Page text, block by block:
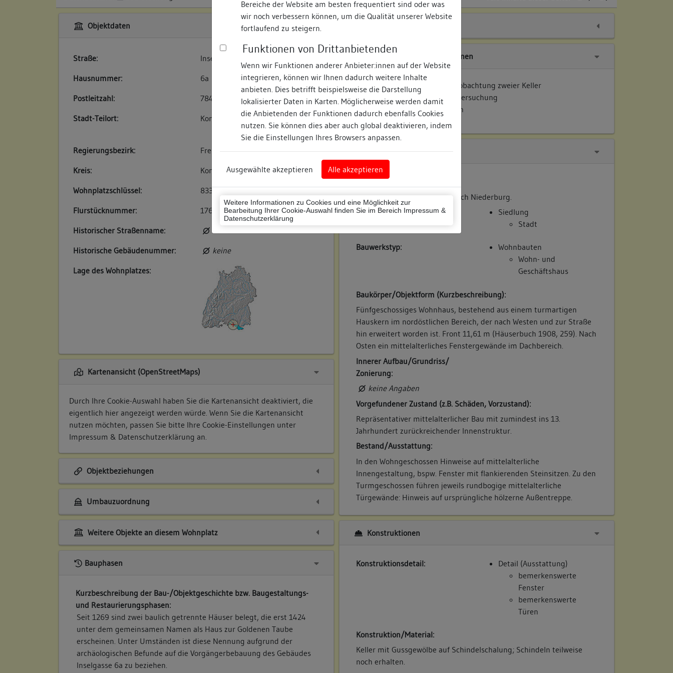
Bereiche der Website am besten frequentiert sind oder was
wir noch verbessern können, um die Qualität unserer Website
fortlaufend zu steigern.
Funktionen von Drittanbietenden
Wenn wir Funktionen anderer Anbieter:innen auf der Website
integrieren, können wir Ihnen dadurch weitere Inhalte
anbieten. Dies betrifft beispielsweise die Darstellung
lokalisierter Daten in Karten. Möglicherweise werden damit
die Anbietenden der Funktionen dadurch ebenfalls Cookies
nutzen. Sie können dies aber auch global deaktivieren, indem
Sie die Einstellungen Ihres Browsers anpassen.
Ausgewählte akzeptieren Alle akzeptieren
Weitere Informationen zu Cookies und eine Möglichkeit zur
Bearbeitung Ihrer Cookie-Auswahl finden Sie im Bereich Impressum &
Datenschutzerklärung
Objektdaten
Straße:
Inselgasse
Hausnummer:
6a
Postleitzahl:
78462
Stadt-Teilort:
Konstanz
Regierungsbezirk:
Freiburg
Kreis:
Konstanz (Landkreis)
Wohnplatzschlüssel:
8335043012
Flurstücknummer:
176
Historischer Straßenname:
keiner
Historische Gebäudenummer:
keine
Lage des Wohnplatzes:
Kartenansicht (OpenStreetMaps)
Durch Ihre Cookie-Auswahl haben Sie die Kartenansicht deaktiviert, die
eigentlich hier angezeigt werden würde. Wenn Sie die Kartenansicht
nutzen möchten, passen Sie bitte Ihre Cookie-Einstellungen unter
Impressum & Datenschutzerklärung an.
Objektbeziehungen
Umbauzuordnung
Weitere Objekte an diesem Wohnplatz
Bauphasen
Kurzbeschreibung der Bau-/Objektgeschichte bzw. Baugestaltungs-
und Restaurierungsphasen:
Seit 1269 sind zwei baulich getrennte Häuser belegt, die erst 1424
unter dem gemeinsamen Namen als Haus zur Goldenen Taube
erscheinen. Unter Umständen ist diese Nennung aufgrund der
archäologischen Befunde auf die Vorgängerbebauung des Gebäudes
Inselgasse 6a zu beziehen.
Zugeordnete Dokumentationen
Baubegleitende Befundbeobachtung zweier Keller
Dendrochronologische Untersuchung
Publikationen/hist. Quellen
Beschreibung
Umgebung, Lage:
Im Osten der Altstadt im Bereich Niederburg.
Lagedetail:
Siedlung
Stadt
Bauwerkstyp:
Wohnbauten
Wohn- und
Geschäftshaus
Baukörper/Objektform (Kurzbeschreibung):
Fünfgeschossiges Wohnhaus, bestehend aus einem turmartigen
Hauskern im nordöstlichen Bereich, der nach Westen und zur Straße
hin erweitert worden ist. Front 11,61 m (Häuserbuch 1908, 259). Nach
Osten ein mittelalterliches Fenstergewände im Dachbereich.
Innerer Aufbau/Grundriss/
Zonierung:
keine Angaben
Vorgefundener Zustand (z.B. Schäden, Vorzustand):
Repräsentativer mittelalterlicher Bau mit zumindest ins 13.
Jahrhundert zurückreichender Innenstruktur.
Bestand/Ausstattung:
In den Wohngeschossen Hinweise auf mittelalterliche
Innengestaltung, bspw. Fenster mit flankierenden Steinsitzen. Zu den
Turmgeschossen führen jeweils rundbogige mittelalterliche
Türgewände: Hinweis auf ursprüngliche hölzerne Außentreppe.
Konstruktionen
Konstruktionsdetail:
Detail (Ausstattung)
bemerkenswerte
Fenster
bemerkenswerte
Türen
Konstruktion/Material:
Keller mit Gussgewölbe auf Schindelschalung; Schindeln teilweise
noch erhalten.